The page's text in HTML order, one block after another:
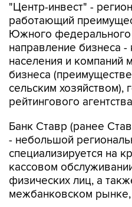
"Центр-инвест" -
работающий
Южного федерального
направление бизнеса -
населения и компаний
бизнеса
сельским хозяйством),
рейтингового
Банк Ставр (ранее
- небольшой
специализируется на
кассовом
физических лиц, а
межбанковском рынке,